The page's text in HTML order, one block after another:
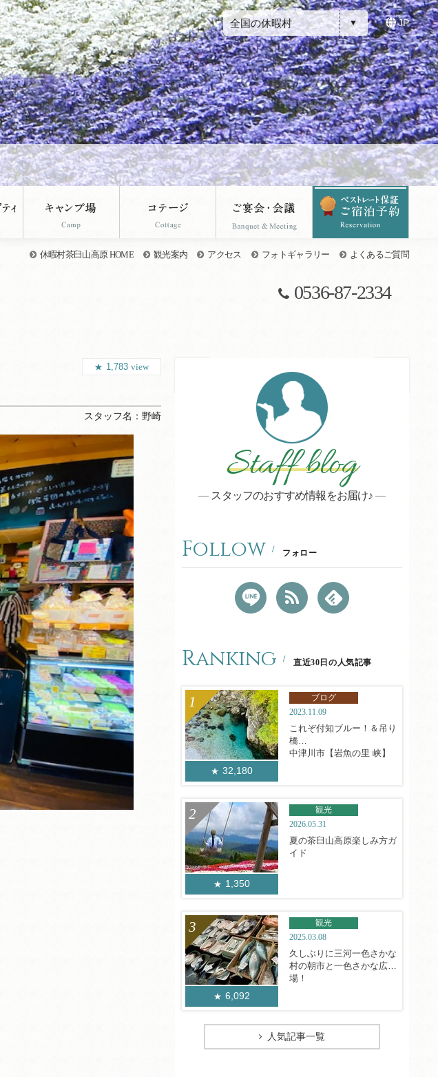
全国の休暇村 JP
休暇村茶臼山高原 HOME 観光案内 アクセス フォトギャラリー よくあるご質問
0536-87-2334
1,783 view
スタッフ名： 野崎
Staff blog
スタッフのおすすめ情報をお届け♪
Follow フォロー
Ranking 直近30日の人気記事
32,180
ブログ
2023.11.09
これぞ付知ブルー！＆吊り
橋
中津川市【岩魚の里 峡】
1,350
観光
2026.05.31
夏の茶臼山高原楽しみ方ガ
イド
6,092
観光
2025.03.08
久しぶりに三河一色さかな
村の朝市と一色さかな広
場！
人気記事一覧